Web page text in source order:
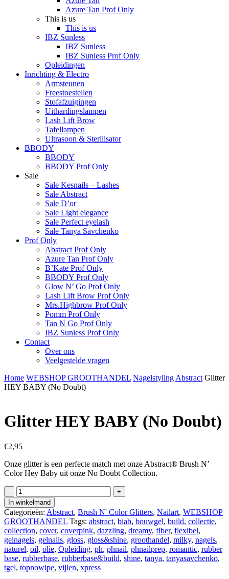
Azure Tan Prof Only
This is us
This is us
IBZ Sunless
IBZ Sunless
IBZ Sunless Prof Only
Opleidingen
Inrichting & Electro
Armsteunen
Freestoestellen
Stofafzuigingen
Uithardingslampen
Lash Lift Brow
Tafellampen
Ultrasoon & Sterilisator
BBODY
BBODY
BBODY Prof Only
Sale
Sale Kesnails – Lashes
Sale Abstract
Sale D’or
Sale Light elegance
Sale Perfect eyelash
Sale Tanya Savchenko
Prof Only
Abstract Prof Only
Azure Tan Prof Only
B’Kate Prof Only
BBODY Prof Only
Glow N’ Go Prof Only
Lash Lift Brow Prof Only
Mrs.Highbrow Prof Only
Pomm Prof Only
Tan N Go Prof Only
IBZ Sunless Prof Only
Contact
Over ons
Veelgestelde vragen
Home WEBSHOP GROOTHANDEL Nagelstyling Abstract Glitter
HEY BABY (No Doubt)
Glitter HEY BABY (No Doubt)
€2,95
Onze glitter is een perfecte match met onze Abstract® Brush N’
Color Hey Baby uit onze No Doubt Collection.
Glitter
HEY
BABY
(No
Doubt)
aantal
In winkelmand
Categorieën: Abstract, Brush N' Color Glitters, Nailart, WEBSHOP
GROOTHANDEL Tags: abstract, biab, bouwgel, build, collectie,
collection, cover, coverpink, dazzling, dreamy, fiber, flexibel,
gelnagels, gelnails, gloss, gloss&shine, groothandel, milky, nagels,
naturel, oil, olie, Opleiding, ph, phnail, phnailprep, romantic, rubber
base, rubberbase, rubberbase&build, shine, tanya, tanyasavchenko,
tgel, topnowipe, vijlen, xpress